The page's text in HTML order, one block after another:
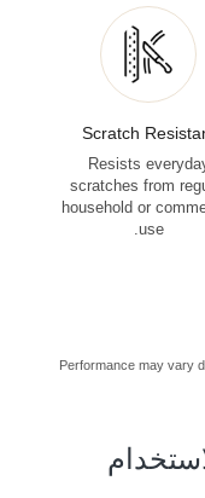
Scratch
Resists
scratches from
household or
use.
Performance may vary